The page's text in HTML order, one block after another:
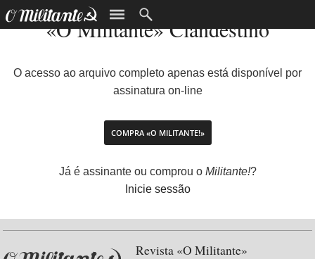
«O Militante» Clandestino
O acesso ao arquivo completo apenas está disponível por
assinatura on-line
COMPRA «O MILITANTE!»
Já é assinante ou comprou o Militante!?
Inicie sessão
Revista «O Militante»